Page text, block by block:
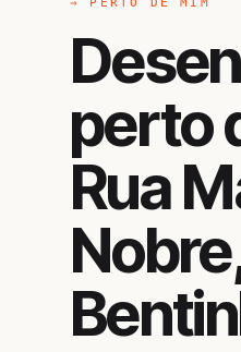
perto
Rua